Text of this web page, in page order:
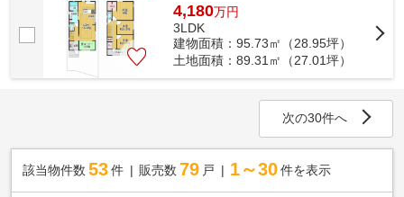
4,180万円
3LDK
建物面積：95.73㎡（28.95坪）
土地面積：89.31㎡（27.01坪）
次の30件へ
該当物件数 53件 販売数 79 戸 1～30 件を表示